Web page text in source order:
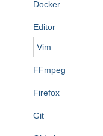
Docker
Editor
Vim
FFmpeg
Firefox
Git